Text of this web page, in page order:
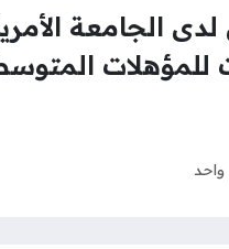
الجامعة
للمؤهلات
واحد